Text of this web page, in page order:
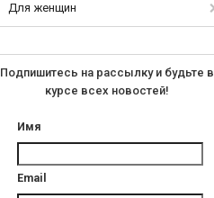
Для женщин
Подпишитесь на рассылку и будьте в
курсе всех новостей!
Имя
Email